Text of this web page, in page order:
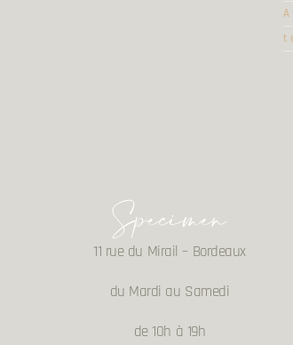
Specimen
11 rue du Mirail – Bordeaux
du Mardi au Samedi
de 10h à 19h